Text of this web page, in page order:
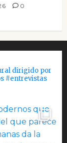
0
dirigido por
#entrevistas